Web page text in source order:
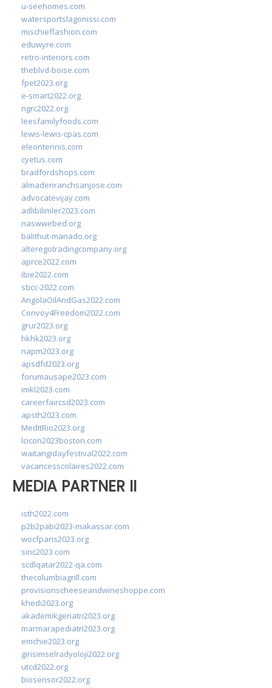
u-seehomes.com
watersportslagonissi.com
mischieffashion.com
eduwyre.com
retro-interiors.com
theblvd-boise.com
fpet2023.org
e-smart2022.org
ngrc2022.org
leesfamilyfoods.com
lewis-lewis-cpas.com
eleontennis.com
cyetus.com
bradfordshops.com
almadenranchsanjose.com
advocatevijay.com
adlibilimler2023.com
naswwebed.org
balithut-manado.org
alteregotradingcompany.org
aprce2022.com
ibie2022.com
sbcc-2022.com
AngolaOilAndGas2022.com
Convoy4Freedom2022.com
grur2023.org
hkhk2023.org
napm2023.org
apsdfd2023.org
forumausape2023.com
imkl2023.com
careerfaircsd2023.com
apsth2023.com
MedItRio2023.org
lcicon2023boston.com
waitangidayfestival2022.com
vacancesscolaires2022.com
MEDIA PARTNER II
isth2022.com
p2b2pabi2023-makassar.com
wocfparis2023.org
sinc2023.com
scdlqatar2022-qa.com
thecolumbiagrill.com
provisionscheeseandwineshoppe.com
khedi2023.org
akademikgeriatri2023.org
marmarapediatri2023.org
emchie2023.org
girisimselradyoloji2022.org
utcd2022.org
biosensor2022.org